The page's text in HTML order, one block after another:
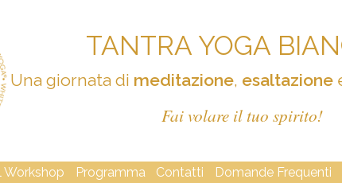
TANTRA YOGA
Una giornata di meditazione, esaltazione
Fai volare il tuo spirito!
Workshop Programma Contatti Domande Frequenti